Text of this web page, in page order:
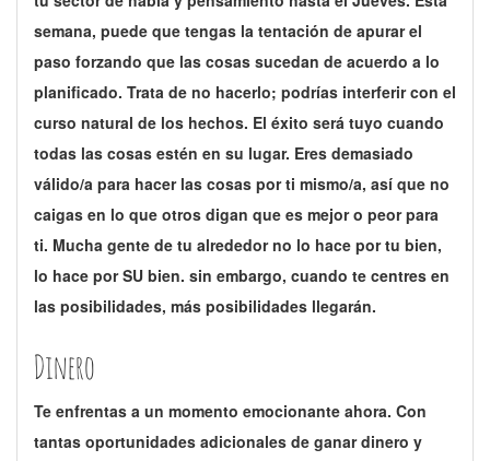
semana, puede que tengas la tentación de apurar el
paso forzando que las cosas sucedan de acuerdo a lo
planificado. Trata de no hacerlo; podrías interferir con el
curso natural de los hechos. El éxito será tuyo cuando
todas las cosas estén en su lugar. Eres demasiado
válido/a para hacer las cosas por ti mismo/a, así que no
caigas en lo que otros digan que es mejor o peor para
ti. Mucha gente de tu alrededor no lo hace por tu bien,
lo hace por SU bien. sin embargo, cuando te centres en
las posibilidades, más posibilidades llegarán.
Dinero
Te enfrentas a un momento emocionante ahora. Con
tantas oportunidades adicionales de ganar dinero y